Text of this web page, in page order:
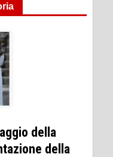
della
della